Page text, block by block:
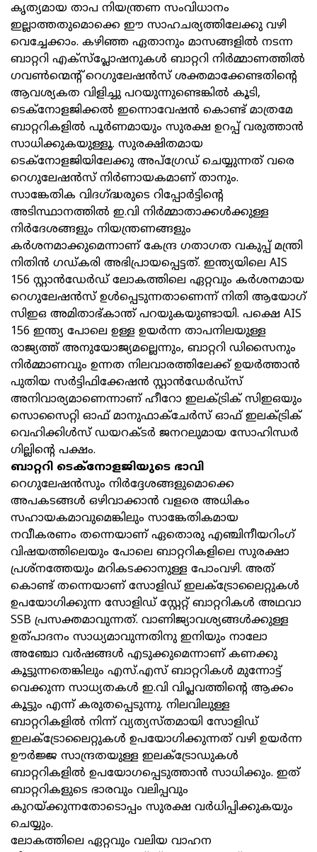
കൃത്യമായ താപ നിയന്ത്രണ സംവിധാനം
ഇല്ലാത്തതുമൊക്കെ ഈ സാഹചര്യത്തിലേക്കു വഴി
വെച്ചേക്കാം. കഴിഞ്ഞ ഏതാനും മാസങ്ങളിൽ നടന്ന
ബാറ്ററി എക്സ്പ്ലോഷനുകൾ ബാറ്ററി നിര്‍മ്മാണത്തില്‍
ഗവണ്‍ന്മെന്റ് റെഗുലേഷൻസ് ശക്തമാക്കേണ്ടതിന്റെ
ആവശ്യകത വിളിച്ചു പറയുന്നുണ്ടെങ്കിൽ കൂടി,
ടെക്നോളജിക്കല്‍ ഇന്നൊവേഷന്‍ കൊണ്ട് മാത്രമേ
ബാറ്ററികളില്‍ പൂര്‍ണമായും സുരക്ഷ ഉറപ്പ് വരുത്താന്‍
സാധിക്കുകയുള്ളൂ. സുരക്ഷിതമായ
ടെക്നോളജിയിലേക്കു അപ്ഗ്രേഡ് ചെയ്യുന്നത് വരെ
റെഗുലേഷൻസ് നിർണായകമാണ് താനും.
സാങ്കേതിക വിദഗ്ദ്ധരുടെ റിപ്പോർട്ടിന്റെ
അടിസ്ഥാനത്തിൽ ഇ.വി നിര്‍മ്മാതാക്കള്‍ക്കുള്ള
നിര്‍ദേശങ്ങളും നിയന്ത്രണങ്ങളും
കര്‍ശനമാക്കുമെന്നാണ് കേന്ദ്ര ഗതാഗത വകുപ്പ് മന്ത്രി
നിതിന്‍ ഗഡ്കരി അഭിപ്രായപ്പെട്ടത്. ഇന്ത്യയിലെ AIS
156 സ്റ്റാൻഡേർഡ് ലോകത്തിലെ ഏറ്റവും കര്‍ശനമായ
റെഗുലേഷന്‍സ് ഉൾപ്പെടുന്നതാണെന്ന് നിതി ആയോഗ്
സിഇഒ അമിതാഭ്കാന്ത് പറയുകയുണ്ടായി. പക്ഷെ AIS
156 ഇന്ത്യ പോലെ ഉള്ള ഉയർന്ന താപനിലയുള്ള
രാജ്യത്ത് അനുയോജ്യമല്ലെന്നും, ബാറ്ററി ഡിസൈനും
നിര്‍മ്മാണവും ഉന്നത നിലവാരത്തിലേക്ക് ഉയര്‍ത്താന്‍
പുതിയ സർട്ടിഫിക്കേഷൻ സ്റ്റാൻഡേർഡ്സ്
അനിവാര്യമാണെന്നാണ് ഹീറോ ഇലക്ട്രിക്‌ സിഇഒയും
സൊസൈറ്റി ഓഫ് മാനുഫാക്ചേര്‍സ് ഓഫ് ഇലക്ട്രിക്‌
വെഹിക്കിള്‍സ് ഡയറക്ടര്‍ ജനറലുമായ സോഹിന്ധര്‍
ഗില്ലിന്റെ പക്ഷം.
ബാറ്ററി ടെക്‌നോളജിയുടെ ഭാവി
റെഗുലേഷൻസും നിർദ്ദേശങ്ങളുമൊക്കെ
അപകടങ്ങൾ ഒഴിവാക്കാൻ വളരെ അധികം
സഹായകമാവുമെങ്കിലും സാങ്കേതികമായ
നവീകരണം തന്നെയാണ് ഏതൊരു എഞ്ചിനീയറിംഗ്
വിഷയത്തിലെയും പോലെ ബാറ്ററികളിലെ സുരക്ഷാ
പ്രശ്നത്തേയും മറികടക്കാനുള്ള പോംവഴി. അത്
കൊണ്ട് തന്നെയാണ് സോളിഡ് ഇലക്ട്രോലൈറ്റുകൾ
ഉപയോഗിക്കുന്ന സോളിഡ് സ്റ്റേറ്റ് ബാറ്ററികൾ അഥവാ
SSB പ്രസക്തമാവുന്നത്. വാണിജ്യാവശ്യങ്ങള്‍ക്കുള്ള
ഉത്പാദനം സാധ്യമാവുന്നതിനു ഇനിയും നാലോ
അഞ്ചോ വർഷങ്ങൾ എടുക്കുമെന്നാണ് കണക്കു
കൂട്ടുന്നതെങ്കിലും എസ്.എസ് ബാറ്ററികള്‍ മുന്നോട്ട്
വെക്കുന്ന സാധ്യതകൾ ഇ.വി വിപ്ലവത്തിന്റെ ആക്കം
കൂട്ടും എന്ന് കരുതപ്പെടുന്നു. നിലവിലുള്ള
ബാറ്ററികളില്‍ നിന്ന് വ്യത്യസ്തമായി സോളിഡ്
ഇലക്ട്രോലൈറ്റുകള്‍ ഉപയോഗിക്കുന്നത് വഴി ഉയര്‍ന്ന
ഊര്‍ജ്ജ സാന്ദ്രതയുള്ള ഇലക്ട്രോഡുകള്‍
ബാറ്ററികളില്‍ ഉപയോഗപ്പെടുത്താന്‍ സാധിക്കും. ഇത്
ബാറ്ററികളുടെ ഭാരവും വലിപ്പവും
കുറയ്ക്കുന്നതോടൊപ്പം സുരക്ഷ വര്‍ധിപ്പിക്കുകയും
ചെയ്യും.
ലോകത്തിലെ ഏറ്റവും വലിയ വാഹന